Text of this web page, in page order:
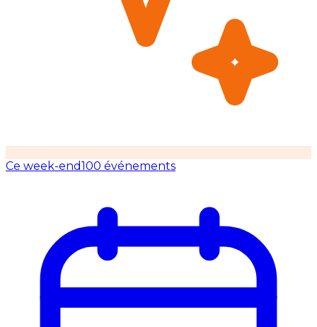
Ce week-end100 événements